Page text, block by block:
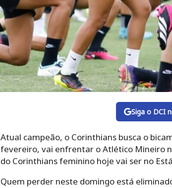
Siga o DCI
Atual campeão, o Corinthians busca o
fevereiro, vai enfrentar o Atlético Mineiro
do Corinthians feminino hoje vai ser no
Quem perder neste domingo está